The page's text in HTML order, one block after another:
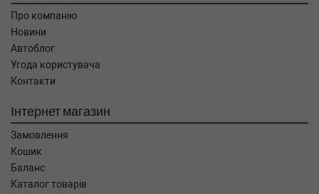
Про компанію
Новини
Автоблог
Угода користувача
Контакти
Інтернет магазин
Замовлення
Кошик
Баланс
Каталог товарів